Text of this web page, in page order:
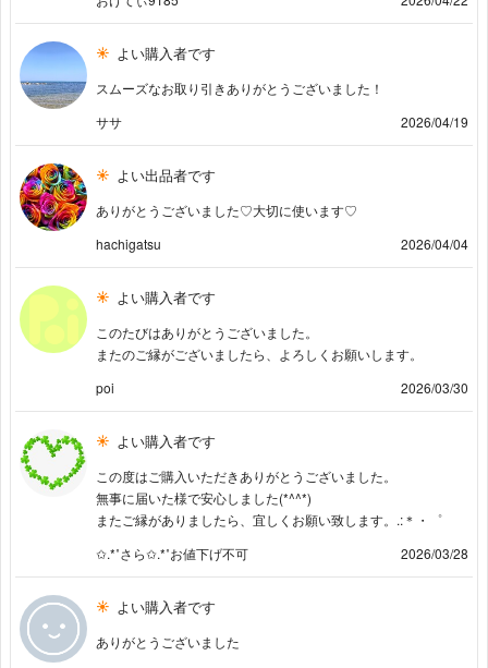
よい購入者です
スムーズなお取り引きありがとうございました！
ササ
2026/04/19
よい出品者です
ありがとうございました♡大切に使います♡
hachigatsu
2026/04/04
よい購入者です
このたびはありがとうございました。
またのご縁がございましたら、よろしくお願いします。
poi
2026/03/30
よい購入者です
この度はご購入いただきありがとうございました。
無事に届いた様で安心しました(*^^*)
またご縁がありましたら、宜しくお願い致します。.:＊・゜
✩.*˚さら✩.*˚お値下げ不可
2026/03/28
よい購入者です
ありがとうございました